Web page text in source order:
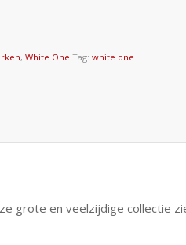
,White One Tag:white one
grote en veelzijdige collectie